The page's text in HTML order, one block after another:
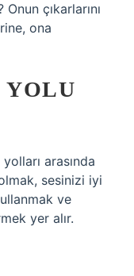
çıkarlarını
ona
arasında
sesinizi iyi
ve
yer alır.